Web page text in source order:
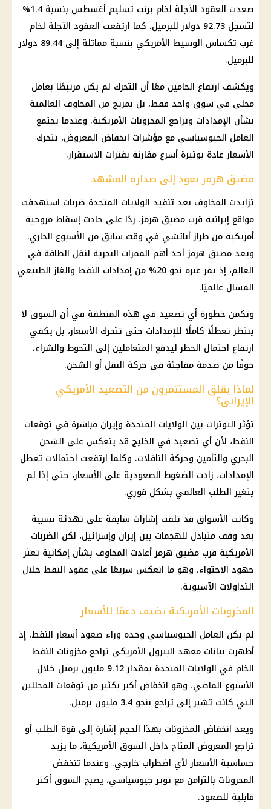
صعدت العقود الآجلة لخام برنت تسليم أغسطس بنسبة 1.4%
لتسجل 92.73 دولار للبرميل، كما ارتفعت العقود الآجلة لخام
غرب تكساس الوسيط الأمريكي بنسبة مماثلة إلى 89.44 دولار
للبرميل.
ويكشف ارتفاع الخامين معًا أن التحرك لم يكن مرتبطًا بعامل
محلي في سوق واحد فقط، بل بمزيج من المخاوف العالمية
بشأن الإمدادات وتراجع المخزونات الأمريكية. وعندما يجتمع
العامل الجيوسياسي مع مؤشرات انخفاض المعروض، تتحرك
الأسعار عادة بوتيرة أسرع مقارنة بفترات الاستقرار.
مضيق هرمز يعود إلى صدارة المشهد
تزايدت المخاوف بعد تنفيذ الولايات المتحدة ضربات استهدفت
مواقع إيرانية قرب مضيق هرمز، ردًا على حادث إسقاط مروحية
أمريكية من طراز أباتشي في وقت سابق من الأسبوع الجاري.
ويعد مضيق هرمز أحد أهم الممرات البحرية لنقل الطاقة في
العالم، إذ يمر عبره نحو 20% من إمدادات النفط والغاز الطبيعي
المسال عالميًا.
وتكمن خطورة أي تصعيد في هذه المنطقة في أن السوق لا
ينتظر تعطلًا كاملًا للإمدادات حتى تتحرك الأسعار، بل يكفي
ارتفاع احتمال الخطر ليدفع المتعاملين إلى التحوط والشراء،
خوفًا من صدمة مفاجئة في حركة النقل أو الشحن.
لماذا يقلق المستثمرون من التصعيد الأمريكي
الإيراني؟
تؤثر التوترات بين الولايات المتحدة وإيران مباشرة في توقعات
النفط، لأن أي تصعيد في الخليج قد ينعكس على الشحن
البحري والتأمين وحركة الناقلات. وكلما ارتفعت احتمالات تعطل
الإمدادات، زادت الضغوط الصعودية على الأسعار، حتى إذا لم
يتغير الطلب العالمي بشكل فوري.
وكانت الأسواق قد تلقت إشارات سابقة على تهدئة نسبية
بعد وقف متبادل للهجمات بين إيران وإسرائيل، لكن الضربات
الأمريكية قرب مضيق هرمزأعادت المخاوف بشأن إمكانية تعثر
جهود الاحتواء، وهو ما انعكس سريعًا على عقود النفط خلال
التداولات الآسيوية.
المخزونات الأمريكية تضيف دعمًا للأسعار
لم يكن العامل الجيوسياسي وحده وراء صعود أسعارالنفط، إذ
أظهرت بيانات معهد البترول الأمريكي تراجع مخزونات النفط
الخام في الولايات المتحدة
بمقدار 9.12 مليون برميل خلال
الأسبوع الماضي، وهو انخفاض أكبر بكثير من توقعات المحللين
التي كانت تشير إلى تراجع بنحو 3.4 مليون برميل.
ويعد انخفاض المخزونات بهذا الحجم إشارة إلى قوة الطلب أو
تراجع المعروض المتاح داخل السوق الأمريكية، ما يزيد
حساسية الأسعارلأي اضطراب خارجي. وعندما تنخفض
المخزونات بالتزامن مع توتر جيوسياسي، يصبح السوق أكثر
قابلية للصعود.